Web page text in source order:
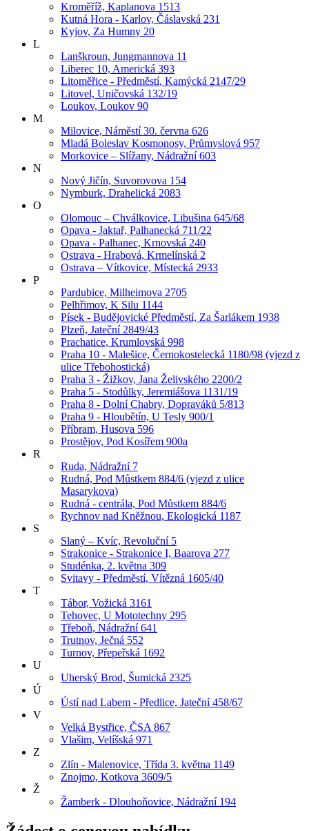
Kroměříž, Kaplanova 1513
Kutná Hora - Karlov, Čáslavská 231
Kyjov, Za Humny 20
L
Lanškroun, Jungmannova 11
Liberec 10, Americká 393
Litoměřice - Předměstí, Kamýcká 2147/29
Litovel, Uničovská 132/19
Loukov, Loukov 90
M
Milovice, Náměstí 30. června 626
Mladá Boleslav Kosmonosy, Průmyslová 957
Morkovice – Slížany, Nádražní 603
N
Nový Jičín, Suvorovova 154
Nymburk, Drahelická 2083
O
Olomouc – Chválkovice, Libušina 645/68
Opava - Jaktař, Palhanecká 711/22
Opava - Palhanec, Krnovská 240
Ostrava - Hrabová, Krmelínská 2
Ostrava – Vítkovice, Místecká 2933
P
Pardubice, Milheimova 2705
Pelhřimov, K Silu 1144
Písek - Budějovické Předměstí, Za Šarlákem 1938
Plzeň, Jateční 2849/43
Prachatice, Krumlovská 998
Praha 10 - Malešice, Černokostelecká 1180/98 (vjezd z
ulice Třebohostická)
Praha 3 - Žižkov, Jana Želivského 2200/2
Praha 5 - Stodůlky, Jeremiášova 1131/19
Praha 8 - Dolní Chabry, Dopraváků 5/813
Praha 9 - Hloubětín, U Tesly 900/1
Příbram, Husova 596
Prostějov, Pod Kosířem 900a
R
Ruda, Nádražní 7
Rudná, Pod Můstkem 884/6 (vjezd z ulice
Masarykova)
Rudná - centrála, Pod Můstkem 884/6
Rychnov nad Kněžnou, Ekologická 1187
S
Slaný – Kvíc, Revoluční 5
Strakonice - Strakonice I, Baarova 277
Studénka, 2. května 309
Svitavy - Předměstí, Vítězná 1605/40
T
Tábor, Vožická 3161
Tehovec, U Mototechny 295
Třeboň, Nádražní 641
Trutnov, Ječná 552
Turnov, Přepeřská 1692
U
Uherský Brod, Šumická 2325
Ú
Ústí nad Labem - Předlice, Jateční 458/67
V
Velká Bystřice, ČSA 867
Vlašim, Velíšská 971
Z
Zlín - Malenovice, Třída 3. května 1149
Znojmo, Kotkova 3609/5
Ž
Žamberk - Dlouhoňovice, Nádražní 194